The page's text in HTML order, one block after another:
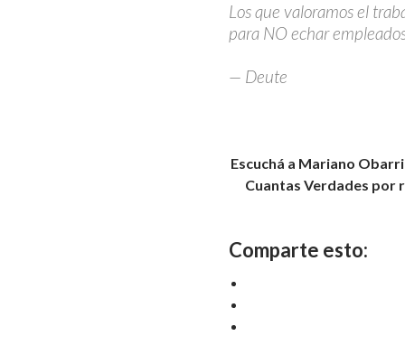
Los que valoramos el
para NO echar
— Deute
Escuchá a Mariano
Cuantas Verdades por
Comparte esto: